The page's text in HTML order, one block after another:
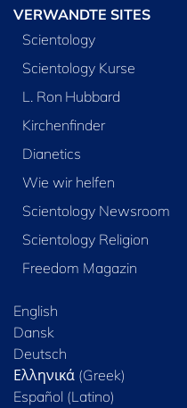
VERWANDTE SITES
Scientology
Scientology Kurse
L. Ron Hubbard
Kirchenfinder
Dianetics
Wie wir helfen
Scientology Newsroom
Scientology Religion
Freedom Magazin
English
Dansk
Deutsch
Ελληνικά (Greek)
Español (Latino)